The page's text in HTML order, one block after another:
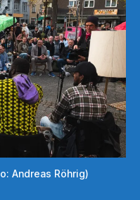
Andreas Röhrig)